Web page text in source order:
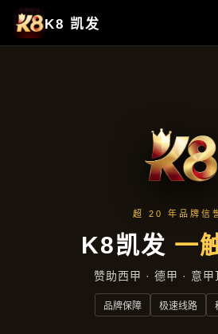
品牌故事
首页 品牌故事